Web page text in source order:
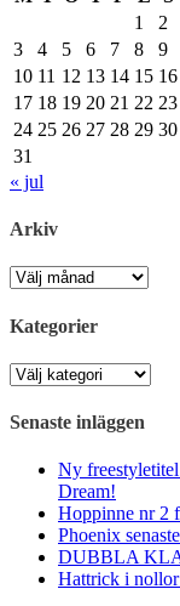
1
2
3
4 5 6 7 8
9
10 11 12 13 14 15 16
17 18 19 20 21 22 23
24 25 26 27 28 29 30
31
« jul
Arkiv
Arkiv
Kategorier
Kategorier
Senaste inläggen
Ny
Dream!
Hoppinne nr 2
Phoenix
DUBBLA
Hattrick i nollor